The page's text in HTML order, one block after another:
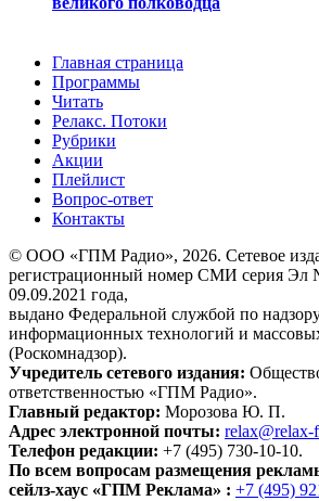
Главная страница
Программы
Читать
Релакс. Потоки
Рубрики
Акции
Плейлист
Вопрос-ответ
Контакты
© ООО «ГПМ Радио», 2026. Сетевое
регистрационный номер СМИ серия Эл
09.09.2021 года,
выдано Федеральной службой по
информационных технологий и
(Роскомнадзор).
Учредитель сетевого издания:
ответственностью «ГПМ Радио».
Главный редактор: Морозова Ю. П.
Адрес электронной почты: relax@relax-
Телефон редакции: +7 (495) 730-10-10.
По всем вопросам размещения
сейлз-хаус «ГПМ Реклама» : +7 (495)